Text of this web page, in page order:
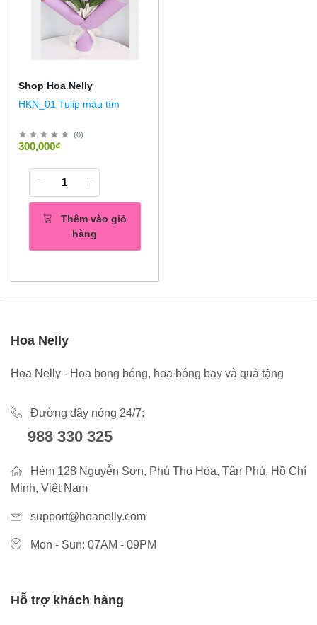
Shop Hoa Nelly
HKN_01 Tulip màu tím
(0)
300,000₫
Thêm vào giỏ
hàng
Hoa Nelly
Hoa Nelly - Hoa bong bóng, hoa bóng bay và quà tặng
Đường dây nóng 24/7:
988 330 325
Hẻm 128 Nguyễn Sơn, Phú Thọ Hòa, Tân Phú, Hồ Chí
Minh, Việt Nam
support@hoanelly.com
Mon - Sun: 07AM - 09PM
Hỗ trợ khách hàng